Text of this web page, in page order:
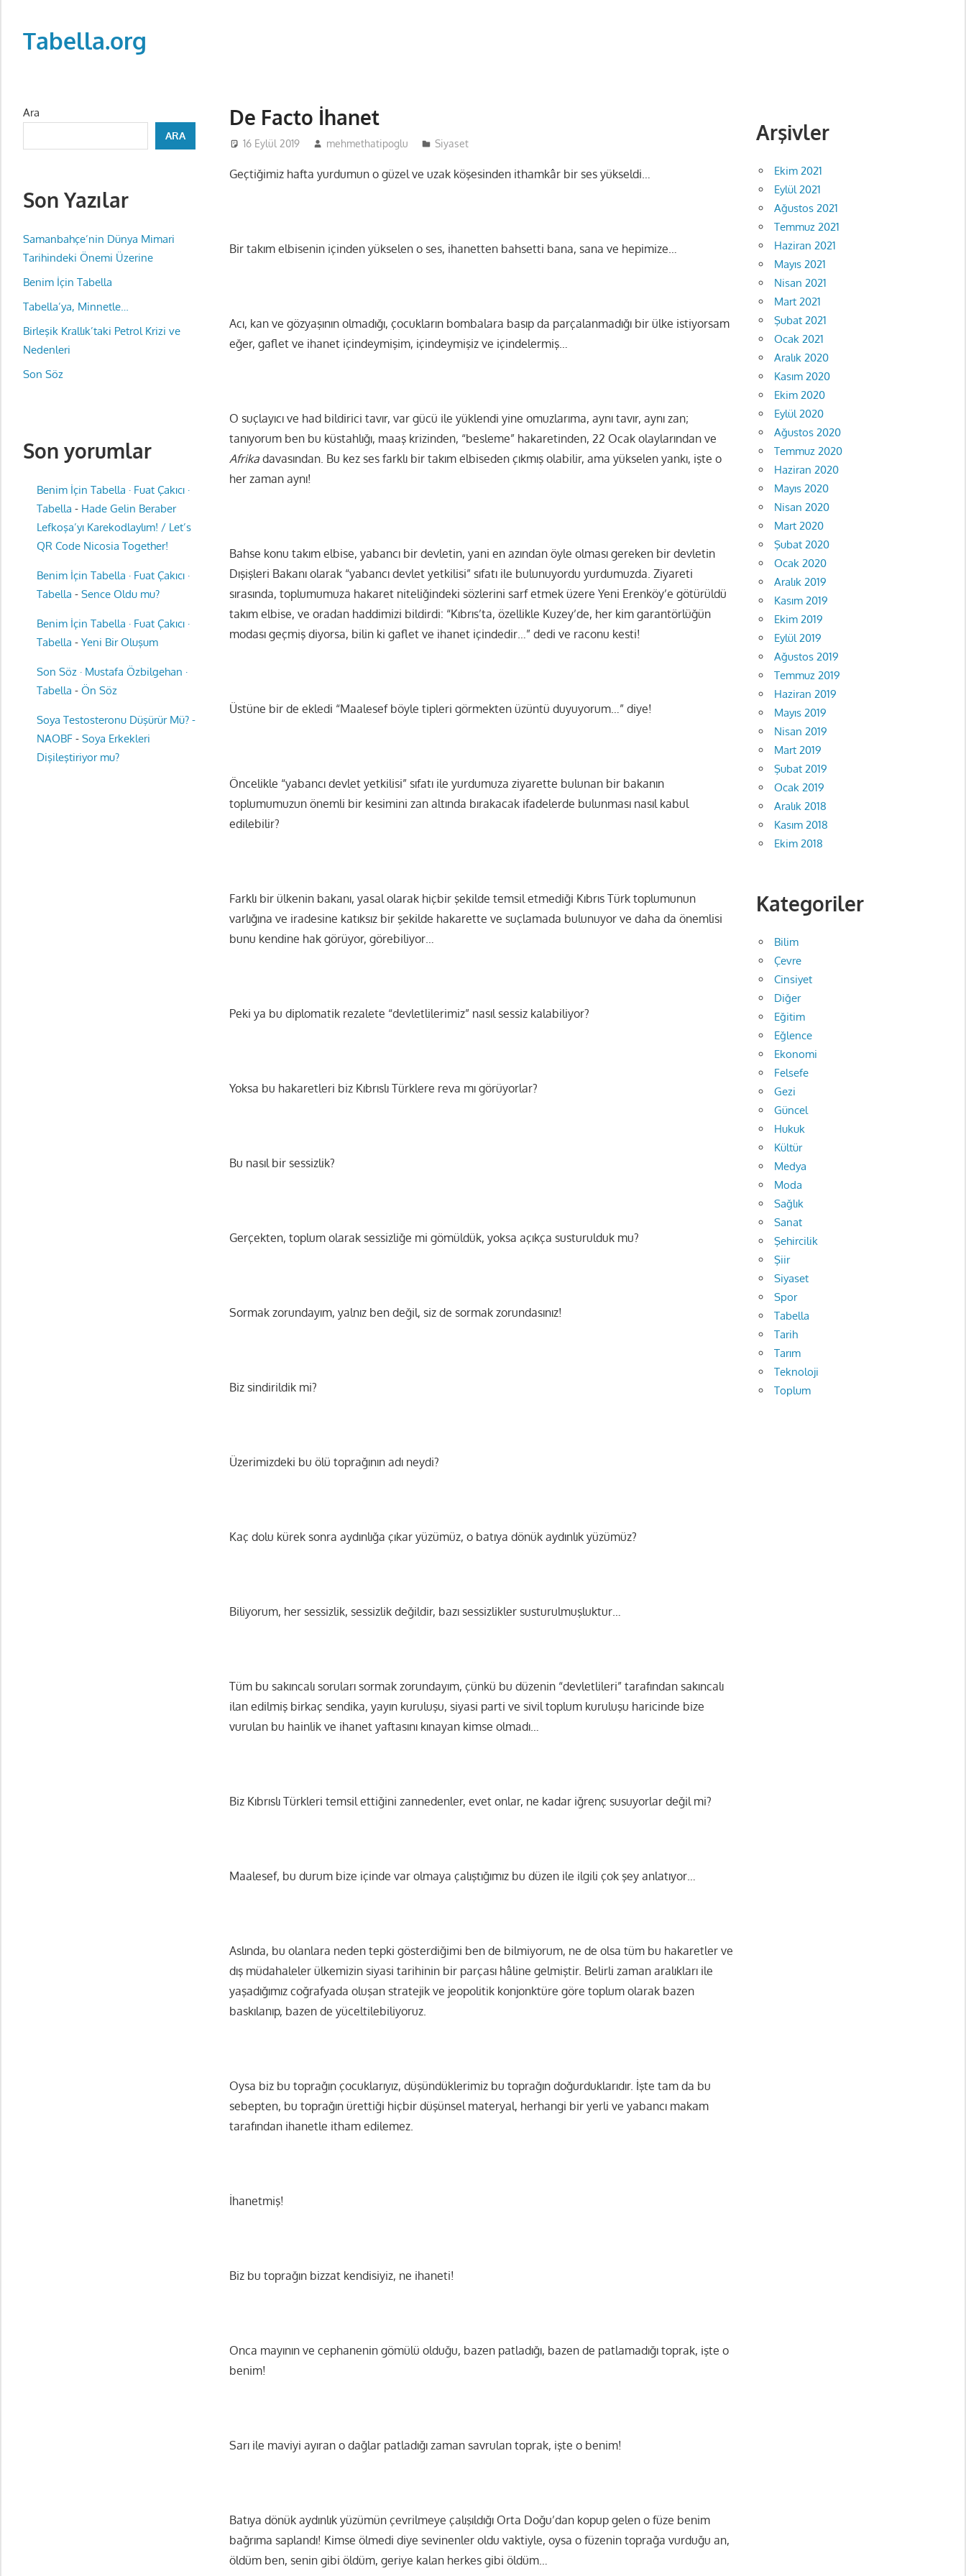
contentTabella.org
De Facto İhanet
16 Eylül 2019 mehmethatipoglu Siyaset
Geçtiğimiz hafta yurdumun o güzel ve uzak köşesinden ithamkâr bir ses yükseldi…
Bir takım elbisenin içinden yükselen o ses, ihanetten bahsetti bana, sana ve hepimize…
Acı, kan ve gözyaşının olmadığı, çocukların bombalara basıp da parçalanmadığı bir ülke istiyorsam
eğer, gaflet ve ihanet içindeymişim, içindeymişiz ve içindelermiş…
O suçlayıcı ve had bildirici tavır, var gücü ile yüklendi yine omuzlarıma, aynı tavır, aynı zan;
tanıyorum ben bu küstahlığı, maaş krizinden, “besleme” hakaretinden, 22 Ocak olaylarından ve
Afrika davasından. Bu kez ses farklı bir takım elbiseden çıkmış olabilir, ama yükselen yankı, işte o
her zaman aynı!
Bahse konu takım elbise, yabancı bir devletin, yani en azından öyle olması gereken bir devletin
Dışişleri Bakanı olarak “yabancı devlet yetkilisi” sıfatı ile bulunuyordu yurdumuzda. Ziyareti
sırasında, toplumumuza hakaret niteliğindeki sözlerini sarf etmek üzere Yeni Erenköy’e götürüldü
takım elbise, ve oradan haddimizi bildirdi: “Kıbrıs’ta, özellikle Kuzey’de, her kim garantörlüğün
modası geçmiş diyorsa, bilin ki gaflet ve ihanet içindedir…” dedi ve raconu kesti!
Üstüne bir de ekledi “Maalesef böyle tipleri görmekten üzüntü duyuyorum…” diye!
Öncelikle “yabancı devlet yetkilisi” sıfatı ile yurdumuza ziyarette bulunan bir bakanın
toplumumuzun önemli bir kesimini zan altında bırakacak ifadelerde bulunması nasıl kabul
edilebilir?
Farklı bir ülkenin bakanı, yasal olarak hiçbir şekilde temsil etmediği Kıbrıs Türk toplumunun
varlığına ve iradesine katıksız bir şekilde hakarette ve suçlamada bulunuyor ve daha da önemlisi
bunu kendine hak görüyor, görebiliyor…
Peki ya bu diplomatik rezalete “devletlilerimiz” nasıl sessiz kalabiliyor?
Yoksa bu hakaretleri biz Kıbrıslı Türklere reva mı görüyorlar?
Bu nasıl bir sessizlik?
Gerçekten, toplum olarak sessizliğe mi gömüldük, yoksa açıkça susturulduk mu?
Sormak zorundayım, yalnız ben değil, siz de sormak zorundasınız!
Biz sindirildik mi?
Üzerimizdeki bu ölü toprağının adı neydi?
Kaç dolu kürek sonra aydınlığa çıkar yüzümüz, o batıya dönük aydınlık yüzümüz?
Biliyorum, her sessizlik, sessizlik değildir, bazı sessizlikler susturulmuşluktur…
Tüm bu sakıncalı soruları sormak zorundayım, çünkü bu düzenin “devletlileri” tarafından sakıncalı
ilan edilmiş birkaç sendika, yayın kuruluşu, siyasi parti ve sivil toplum kuruluşu haricinde bize
vurulan bu hainlik ve ihanet yaftasını kınayan kimse olmadı…
Biz Kıbrıslı Türkleri temsil ettiğini zannedenler, evet onlar, ne kadar iğrenç susuyorlar değil mi?
Maalesef, bu durum bize içinde var olmaya çalıştığımız bu düzen ile ilgili çok şey anlatıyor…
Aslında, bu olanlara neden tepki gösterdiğimi ben de bilmiyorum, ne de olsa tüm bu hakaretler ve
dış müdahaleler ülkemizin siyasi tarihinin bir parçası hâline gelmiştir. Belirli zaman aralıkları ile
yaşadığımız coğrafyada oluşan stratejik ve jeopolitik konjonktüre göre toplum olarak bazen
baskılanıp, bazen de yüceltilebiliyoruz.
Oysa biz bu toprağın çocuklarıyız, düşündüklerimiz bu toprağın doğurduklarıdır. İşte tam da bu
sebepten, bu toprağın ürettiği hiçbir düşünsel materyal, herhangi bir yerli ve yabancı makam
tarafından ihanetle itham edilemez.
İhanetmiş!
Biz bu toprağın bizzat kendisiyiz, ne ihaneti!
Onca mayının ve cephanenin gömülü olduğu, bazen patladığı, bazen de patlamadığı toprak, işte o
benim!
Sarı ile maviyi ayıran o dağlar patladığı zaman savrulan toprak, işte o benim!
Batıya dönük aydınlık yüzümün çevrilmeye çalışıldığı Orta Doğu’dan kopup gelen o füze benim
bağrıma saplandı! Kimse ölmedi diye sevinenler oldu vaktiyle, oysa o füzenin toprağa vurduğu an,
öldüm ben, senin gibi öldüm, geriye kalan herkes gibi öldüm…
Ara
ARA
Son Yazılar
Samanbahçe’nin Dünya Mimari
Tarihindeki Önemi Üzerine
Benim İçin Tabella
Tabella’ya, Minnetle…
Birleşik Krallık’taki Petrol Krizi ve
Nedenleri
Son Söz
Son yorumlar
Benim İçin Tabella · Fuat Çakıcı ·
Tabella - Hade Gelin Beraber
Lefkoşa’yı Karekodlaylım! / Let’s
QR Code Nicosia Together!
Benim İçin Tabella · Fuat Çakıcı ·
Tabella - Sence Oldu mu?
Benim İçin Tabella · Fuat Çakıcı ·
Tabella - Yeni Bir Oluşum
Son Söz · Mustafa Özbilgehan ·
Tabella - Ön Söz
Soya Testosteronu Düşürür Mü? -
NAOBF- Soya Erkekleri
Dişileştiriyor mu?
Arşivler
Ekim 2021
Eylül 2021
Ağustos 2021
Temmuz 2021
Haziran 2021
Mayıs 2021
Nisan 2021
Mart 2021
Şubat 2021
Ocak 2021
Aralık 2020
Kasım 2020
Ekim 2020
Eylül 2020
Ağustos 2020
Temmuz 2020
Haziran 2020
Mayıs 2020
Nisan 2020
Mart 2020
Şubat 2020
Ocak 2020
Aralık 2019
Kasım 2019
Ekim 2019
Eylül 2019
Ağustos 2019
Temmuz 2019
Haziran 2019
Mayıs 2019
Nisan 2019
Mart 2019
Şubat 2019
Ocak 2019
Aralık 2018
Kasım 2018
Ekim 2018
Kategoriler
Bilim
Çevre
Cinsiyet
Diğer
Eğitim
Eğlence
Ekonomi
Felsefe
Gezi
Güncel
Hukuk
Kültür
Medya
Moda
Sağlık
Sanat
Şehircilik
Şiir
Siyaset
Spor
Tabella
Tarih
Tarım
Teknoloji
Toplum